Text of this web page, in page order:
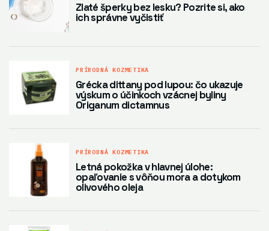
Zlaté šperky bez lesku? Pozrite si, ako
ich správne vyčistiť
PRÍRODNÁ KOZMETIKA
Grécka dittany pod lupou: čo ukazuje
výskum o účinkoch vzácnej byliny
Origanum dictamnus
PRÍRODNÁ KOZMETIKA
Letná pokožka v hlavnej úlohe:
opaľovanie s vôňou mora a dotykom
olivového oleja